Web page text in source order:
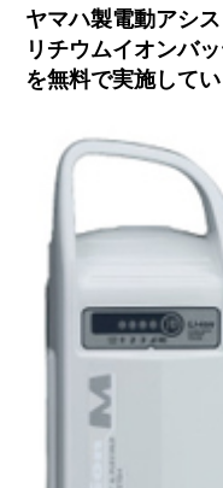
ヤマハ製電動アシ
リチウムイオンバ
を無料で実施してい